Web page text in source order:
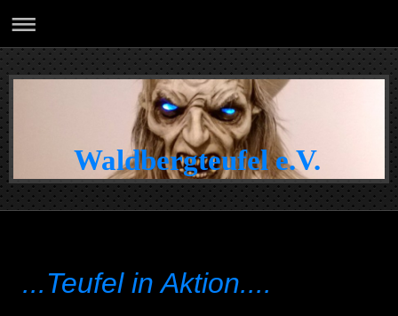
Waldbergteufel e.V.
...Teufel in Aktion....